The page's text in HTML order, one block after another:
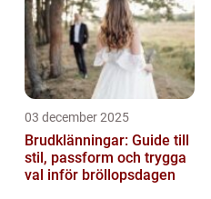
03 december 2025
Brudklänningar: Guide till
stil, passform och trygga
val inför bröllopsdagen